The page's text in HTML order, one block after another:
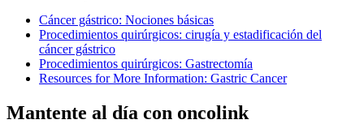
Cáncer gástrico: Nociones básicas
Procedimientos quirúrgicos: cirugía y estadificación del
cáncer gástrico
Procedimientos quirúrgicos: Gastrectomía
Resources for More Information: Gastric Cancer
Mantente al día con oncolink